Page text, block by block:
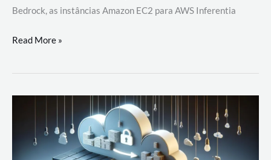
Bedrock, as instâncias Amazon EC2 para AWS Inferentia
Utilizando
Soluções
AWS
Read More »